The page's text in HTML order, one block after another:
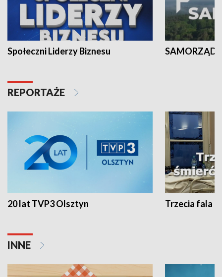
Społeczni Liderzy Biznesu SAMORZĄD
REPORTAŻE
20 lat TVP3 Olsztyn Trzecia fala -
INNE